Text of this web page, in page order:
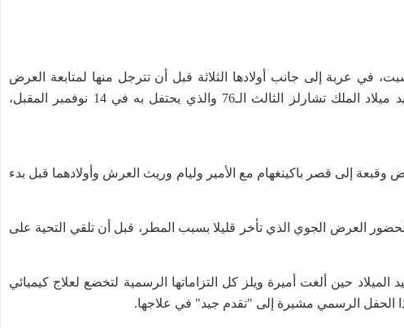
في عربة إلى جانب أولادها الثلاثة قبل أن تترجل منها لمتابعة العرض
العسكري التقليدي الذي ينظم بمناسبة عيد ميلاد الملك تشارلز الثالث الـ76 والذي يحتفل به في 14 نوفمبر المقبل،
وقبعة إلى قصر باكينغهام مع الأمير وليام وريث العرش وأولادهما قبل بدء
لحضور العرض الجوي الذي تأخر قليلا بسبب المطر، قبل أن تلقي التحية على
حين ألغت أميرة ويلز كل التزاماتها الرسمية لتخضع لعلاج كيميائي
الحفل الرسمي مشيرة إلى "تقدم جيد" في علاجها.